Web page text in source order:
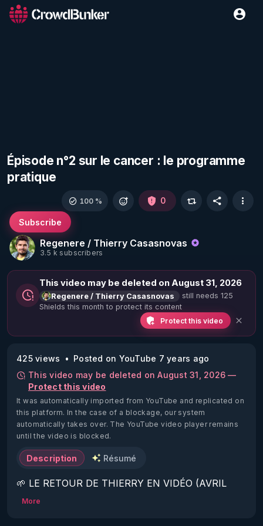
Épisode n°2 sur le cancer : le programme
pratique
Regenere / Thierry Casasnovas
3.5 k subscribers
Subscribe
100 % 0
This video may be deleted on August 31, 2026
Regenere / Thierry Casasnovas
still needs 125
Shields this month to protect its content
Protect this video
425 views
Posted on YouTube 7 years ago
This video may be deleted on August 31, 2026 —
Protect this video
It was automatically imported from YouTube and replicated on
this platform. In the case of a blockage, our system
automatically takes over. The YouTube video player remains
until the video is blocked.
Description Résumé
🌱 LE RETOUR DE THIERRY EN VIDÉO (AVRIL
2022)!
More